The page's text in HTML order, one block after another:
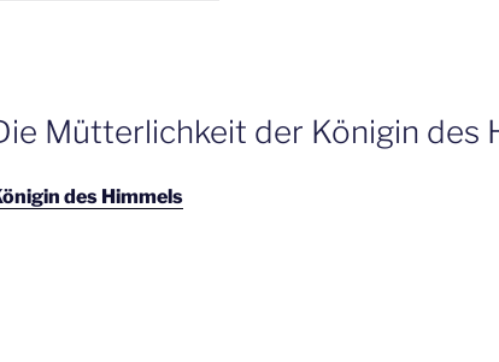
Mütterlichkeit der Königin des
des Himmels